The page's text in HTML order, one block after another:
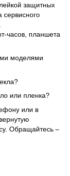
защитных
сервисного
часов, планшета
моделями
или пленка?
или в
Обращайтесь –